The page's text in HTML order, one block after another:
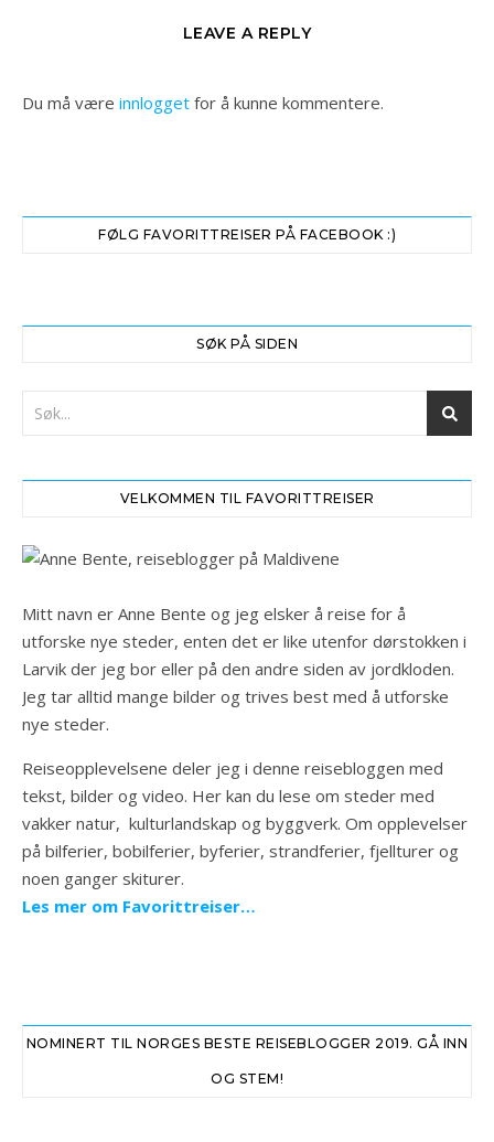
LEAVE A REPLY
Du må være innlogget for å kunne kommentere.
FØLG FAVORITTREISER PÅ FACEBOOK :)
SØK PÅ SIDEN
VELKOMMEN TIL FAVORITTREISER
Mitt navn er Anne Bente og jeg elsker å reise for å
utforske nye steder, enten det er like utenfor dørstokken i
Larvik der jeg bor eller på den andre siden av jordkloden.
Jeg tar alltid mange bilder og trives best med å utforske
nye steder.
Reiseopplevelsene deler jeg i denne reisebloggen med
tekst, bilder og video. Her kan du lese om steder med
vakker natur, kulturlandskap og byggverk. Om opplevelser
på bilferier, bobilferier, byferier, strandferier, fjellturer og
noen ganger skiturer.
Les mer om Favorittreiser…
NOMINERT TIL NORGES BESTE REISEBLOGGER 2019. GÅ INN
OG STEM!